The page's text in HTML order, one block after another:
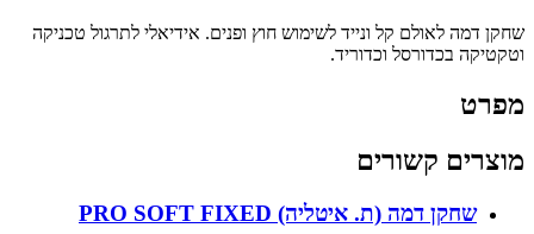
שחקן דמה לאולם קל ונייד לשימוש חוץ ופנים. אידיאלי לתרגול טכניקה
וטקטיקה בכדורסל וכדוריד.
מפרט
מוצרים קשורים
שחקן דמה (ת. איטליה) PRO SOFT FIXED